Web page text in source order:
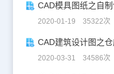
CAD模具图纸之自制
2020-01-19 35322次
CAD建筑设计图之
2020-03-31 34586次